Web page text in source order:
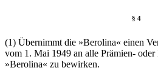
§ 4
(1) Übernimmt die »Berolina« einen
vom 1. Mai 1949 an alle Prämien- oder
»Berolina« zu bewirken.